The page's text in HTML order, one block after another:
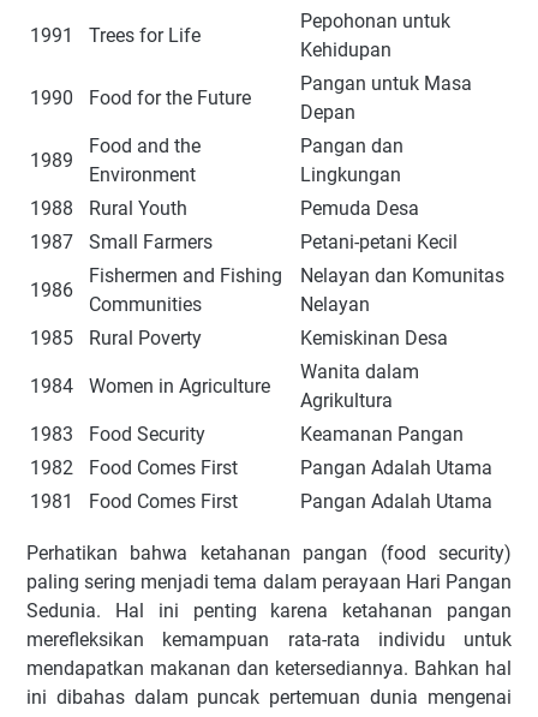
1991 Trees for Life
Pepohonan untuk
Kehidupan
1990 Food for the Future
Pangan untuk Masa
Depan
1989
Food and the
Environment
Pangan dan
Lingkungan
1988
Rural Youth
Pemuda Desa
1987
Small Farmers Petani-petani Kecil
1986
Fishermen and Fishing
Communities
Nelayan dan Komunitas
Nelayan
1985
Rural Poverty Kemiskinan Desa
1984 Women in Agriculture
Wanita dalam
Agrikultura
1983
Food Security
Keamanan Pangan
1982
Food Comes First
Pangan Adalah Utama
1981
Food Comes First Pangan Adalah Utama
Perhatikan bahwa ketahanan pangan (food security)
paling sering menjadi tema dalam perayaan Hari Pangan
Sedunia. Hal ini penting karena ketahanan pangan
merefleksikan kemampuan rata-rata individu untuk
mendapatkan makanan dan ketersediannya. Bahkan hal
ini dibahas dalam puncak pertemuan dunia mengenai